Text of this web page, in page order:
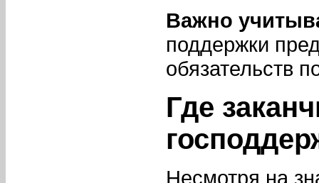
Важно
поддержки
обязательств
Где
Несмотря на